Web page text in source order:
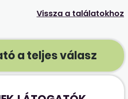
Vissza a találatokhoz
a teljes válasz